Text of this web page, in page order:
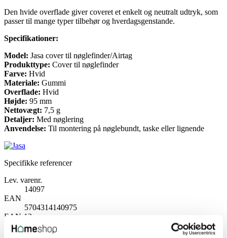
Den hvide overflade giver coveret et enkelt og neutralt udtryk, som
passer til mange typer tilbehør og hverdagsgenstande.
Specifikationer:
Model: Jasa cover til nøglefinder/Airtag
Produkttype: Cover til nøglefinder
Farve: Hvid
Materiale: Gummi
Overflade: Hvid
Højde: 95 mm
Nettovægt: 7,5 g
Detaljer: Med nøglering
Anvendelse: Til montering på nøglebundt, taske eller lignende
Specifikke referencer
Lev. varenr.
14097
EAN
5704314140975
EAN-13
5704314140975